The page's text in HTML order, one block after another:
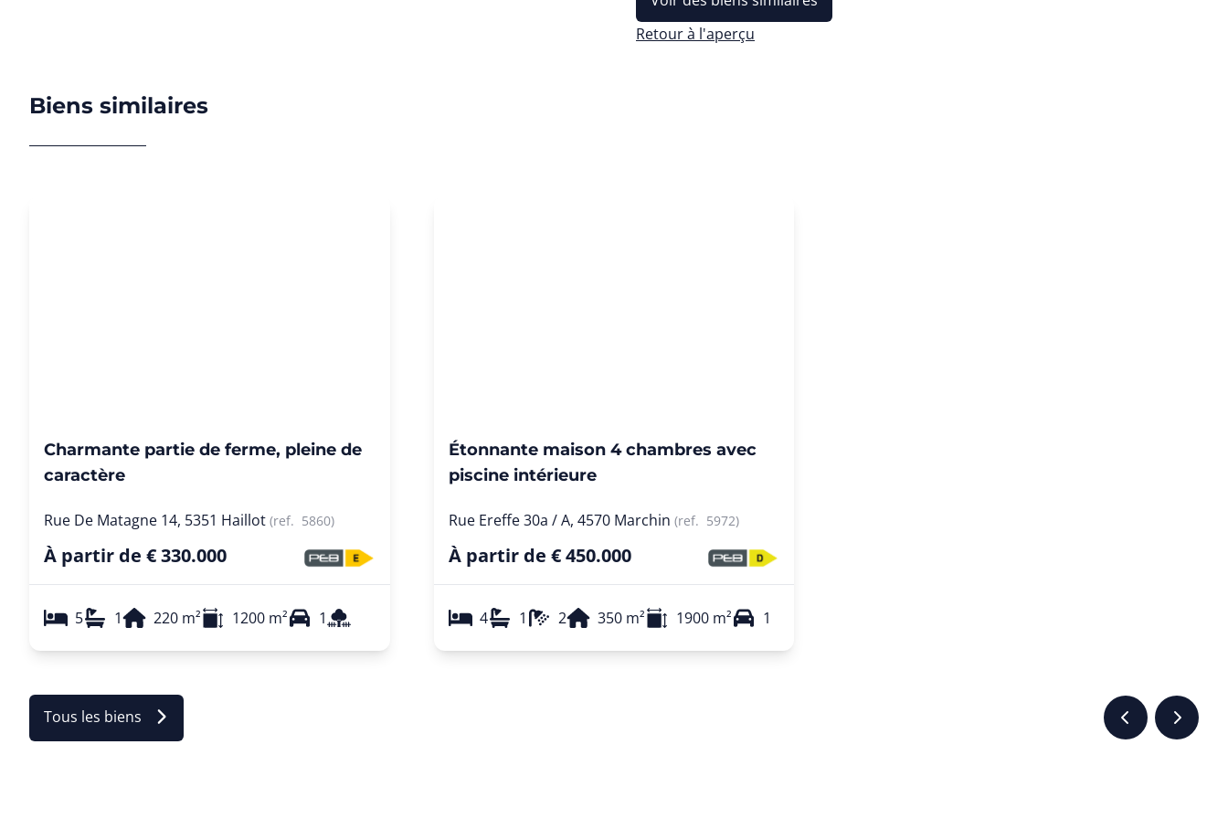
Retour à l'aperçu
Biens similaires
Charmante partie de ferme, pleine de
caractère
Rue De Matagne 14, 5351 Haillot (ref. 5860)
À partir de € 330.000
5 1 220 m² 1200 m² 1
Étonnante maison 4 chambres avec
piscine intérieure
Rue Ereffe 30a / A, 4570 Marchin (ref. 5972)
À partir de € 450.000
4 1 2 350 m² 1900 m² 1
Tous les biens